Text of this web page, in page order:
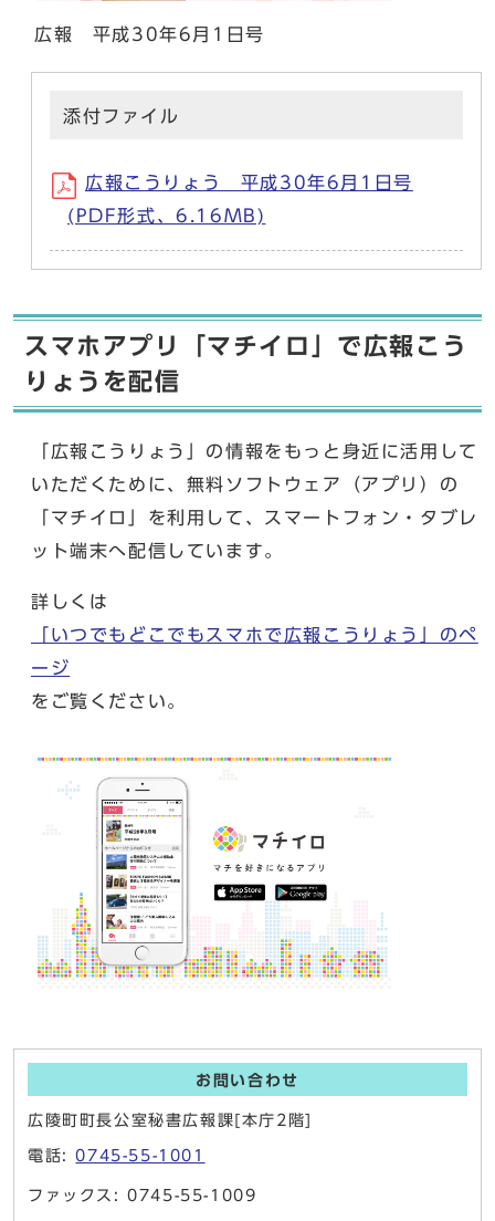
広報 平成30年6月1日号
添付ファイル
広報こうりょう 平成30年6月1日号
(PDF形式、6.16MB)
スマホアプリ「マチイロ」で広報こう
りょうを配信
「広報こうりょう」の情報をもっと身近に活用して
いただくために、無料ソフトウェア（アプリ）の
「マチイロ」を利用して、スマートフォン・タブレ
ット端末へ配信しています。
詳しくは
「いつでもどこでもスマホで広報こうりょう」のペ
ージ
をご覧ください。
お問い合わせ
広陵町町長公室秘書広報課[本庁2階]
電話:0745-55-1001
ファックス: 0745-55-1009